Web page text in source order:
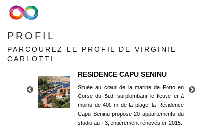
PROFIL
PARCOUREZ LE PROFIL DE VIRGINIE
CARLOTTI
RESIDENCE CAPU SENINU
Située au cœur de la marine de Porto en
Corse du Sud, surplombant le fleuve et à
moins de 400 m de la plage, la Résidence
Capu Seninu propose 20 appartements du
studio au T3, entièrement rénovés en 2015.